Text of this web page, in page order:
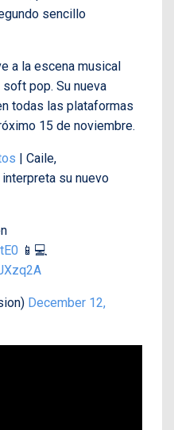
sencillo
a la escena musical
pop. Su nueva
todas las plataformas
15 de noviembre.
| Caile,
su nuevo
📱💻
December 12,